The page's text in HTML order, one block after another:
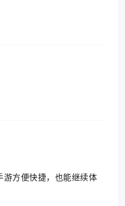
方便快捷，也能继续体